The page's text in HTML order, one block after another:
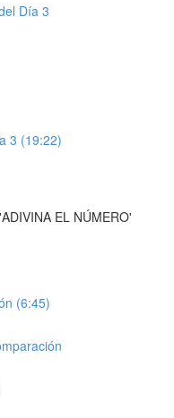
Día 3
3 (19:22)
EL NÚMERO'
(6:45)